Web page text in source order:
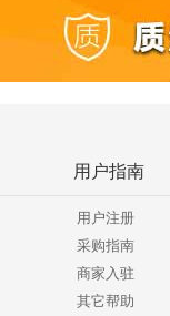
用户指南
用户注册
采购指南
商家入驻
其它帮助